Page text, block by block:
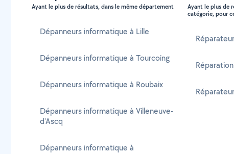
Ayant le plus de résultats, dans le même département
Dépanneurs informatique à Lille
Dépanneurs informatique à Tourcoing
Dépanneurs informatique à Roubaix
Dépanneurs informatique à Villeneuve-
d'Ascq
Dépanneurs informatique à
Ayant le plus de
catégorie, pour